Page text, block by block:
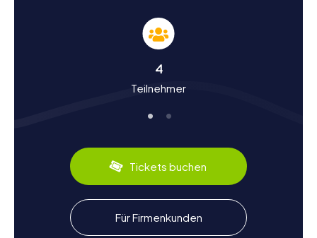
Geschichte und Kultur bei der Schnitzeljagd in
Almassora entdecken
Gelegenheit, mehr über die bewegte Geschichte der
Stadt zu erfahren. Die Ursprünge von Almassora gehen
von König Jakob I. erobert wurde. Die Stadt erhielt 1237
Wendung erlebte Almassora im Jahr 1312, als die
Herrschaft an den Bischof von Tortosa überging. Während
der Schnitzeljagd erfahrt ihr mehr über diese spannenden
Kapitel der Stadtgeschichte. Auch kulinarisch hat
Almassora einiges zu bieten: Lasst euch von den
köstlichen Zitrusfrüchten der Region verzaubern, die ein
wichtiger Bestandteil der lokalen Wirtschaft sind.
4
Teilnehmer
Tickets buchen
Für Firmenkunden